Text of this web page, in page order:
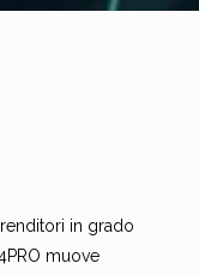
in grado
muove